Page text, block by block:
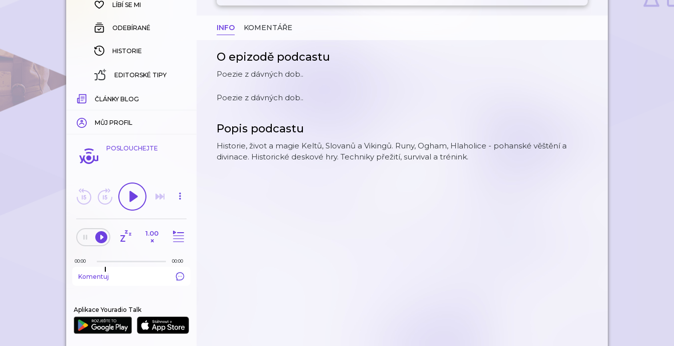
HISTORIE
LÍBÍ SE MI
ODEBÍRANÉ
HISTORIE
EDITORSKÉ TIPY
ČLÁNKY BLOG
MŮJ PROFIL
POSLOUCHEJTE
1.00
×
00:00 00:00
Komentuj
Aplikace Youradio Talk
INFO KOMENTÁŘE
O epizodě podcastu
Poezie z dávných dob..
Poezie z dávných dob..
Popis podcastu
Historie, život a magie Keltů, Slovanů a Vikingů. Runy, Ogham, Hlaholice - pohanské věštění a
divinace. Historické deskové hry. Techniky přežití, survival a trénink.